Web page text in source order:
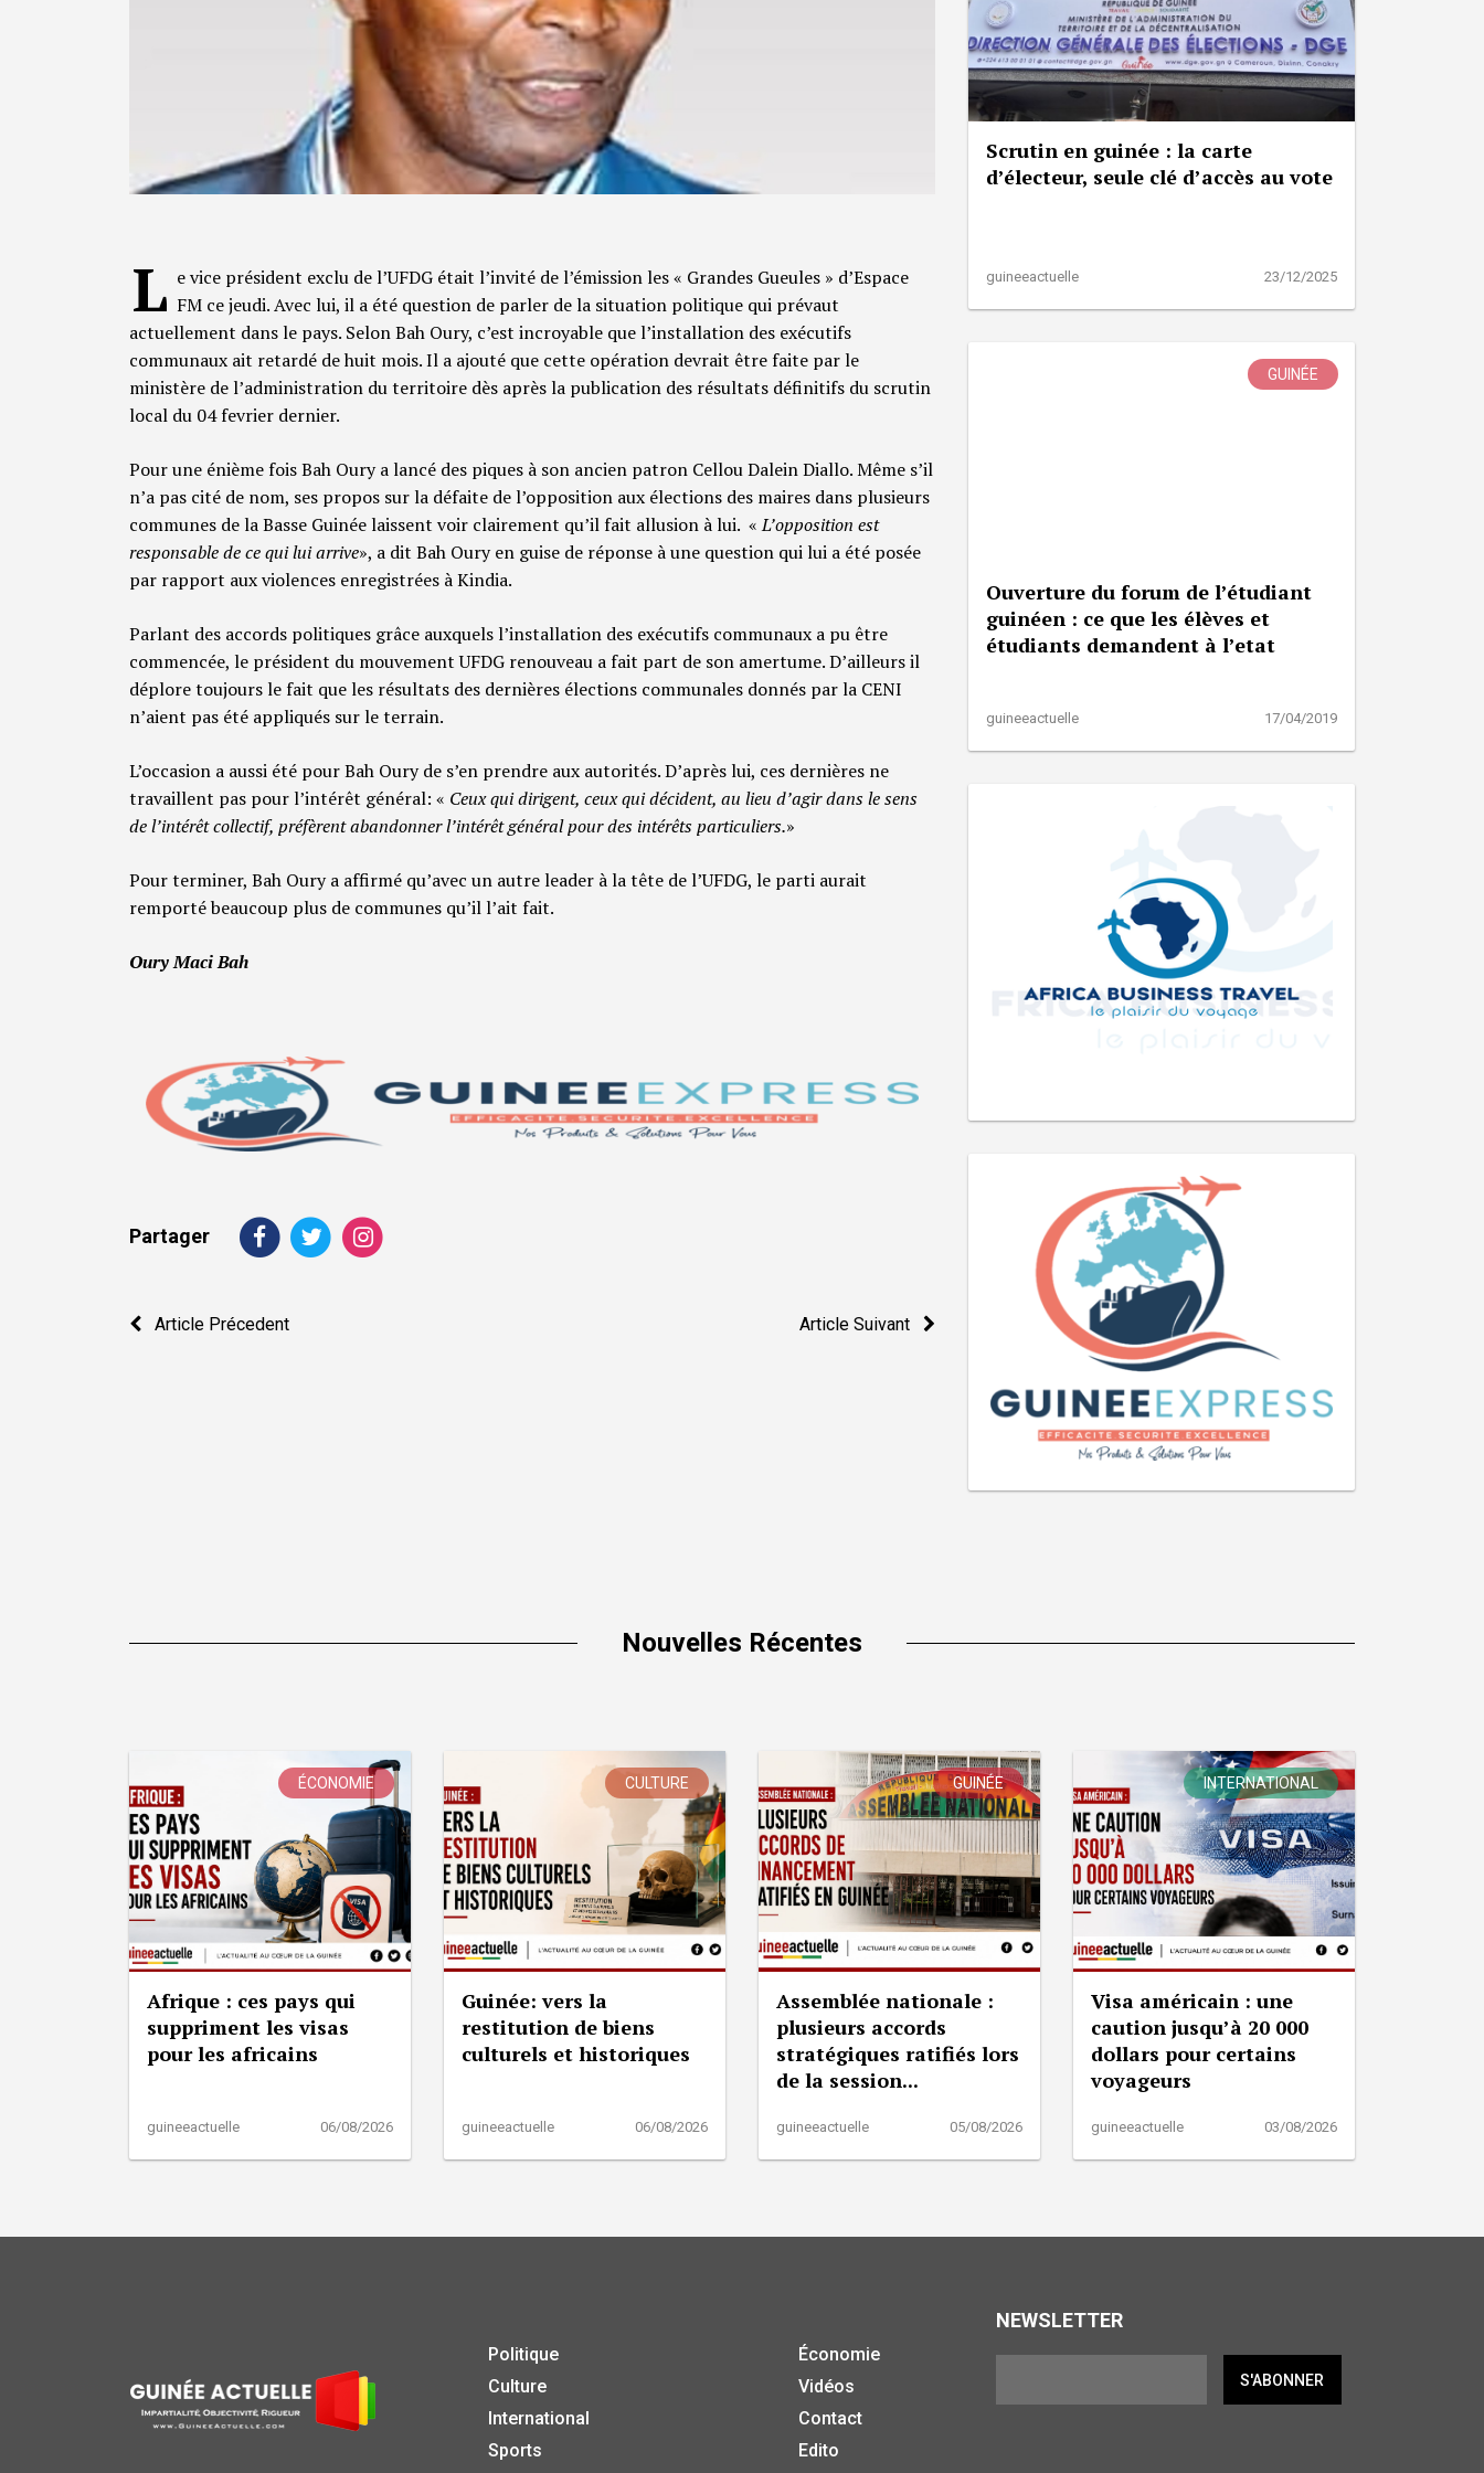
L e vice président exclu de l’UFDG était l’invité de l’émission les « Grandes Gueules » d’Espace
FM ce jeudi. Avec lui, il a été question de parler de la situation politique qui prévaut
actuellement dans le pays. Selon Bah Oury, c’est incroyable que l’installation des exécutifs
communaux ait retardé de huit mois. Il a ajouté que cette opération devrait être faite par le
ministère de l’administration du territoire dès après la publication des résultats définitifs du scrutin
local du 04 fevrier dernier.
Pour une énième fois Bah Oury a lancé des piques à son ancien patron Cellou Dalein Diallo. Même s’il
n’a pas cité de nom, ses propos sur la défaite de l’opposition aux élections des maires dans plusieurs
communes de la Basse Guinée laissent voir clairement qu’il fait allusion à lui. «L’opposition est
responsable de ce qui lui arrive», a dit Bah Oury en guise de réponse à une question qui lui a été posée
par rapport aux violences enregistrées à Kindia.
Parlant des accords politiques grâce auxquels l’installation des exécutifs communaux a pu être
commencée, le président du mouvement UFDG renouveau a fait part de son amertume. D’ailleurs il
déplore toujours le fait que les résultats des dernières élections communales donnés par la CENI
n’aient pas été appliqués sur le terrain.
L’occasion a aussi été pour Bah Oury de s’en prendre aux autorités. D’après lui, ces dernières ne
travaillent pas pour l’intérêt général: « Ceux qui dirigent, ceux qui décident, au lieu d’agir dans le sens
de l’intérêt collectif, préfèrent abandonner l’intérêt général pour des intérêts particuliers.»
Pour terminer, Bah Oury a affirmé qu’avec un autre leader à la tête de l’UFDG, le parti aurait
remporté beaucoup plus de communes qu’il l’ait fait.
Oury Maci Bah
Partager
Navigation
Article Précedent Article Suivant
Scrutin en guinée : la carte
d’électeur, seule clé d’accès au vote
guineeactuelle 23/12/2025
GUINÉE
Ouverture du forum de l’étudiant
guinéen : ce que les élèves et
étudiants demandent à l’etat
guineeactuelle 17/04/2019
Nouvelles Récentes
ÉCONOMIE
Afrique : ces pays qui
suppriment les visas
pour les africains
guineeactuelle 06/08/2026
CULTURE
Guinée: vers la
restitution de biens
culturels et historiques
guineeactuelle 06/08/2026
GUINÉE
Assemblée nationale :
plusieurs accords
stratégiques ratifiés lors
de la session...
guineeactuelle 05/08/2026
INTERNATIONAL
Visa américain : une
caution jusqu’à 20 000
dollars pour certains
voyageurs
guineeactuelle 03/08/2026
Politique
Culture
International
Sports
Économie
Vidéos
Contact
Edito
NEWSLETTER
S'ABONNER